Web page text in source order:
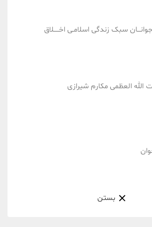
سبک زندگی اسلامـی اخـــــلاق
العظمی مکارم شیرازی
بستن